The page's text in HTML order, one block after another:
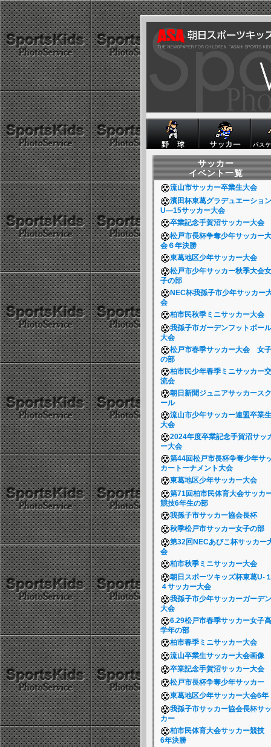
サッカー
イベント一覧
流山市サッカー卒業生大会
濱田杯東葛グラデュエーション
U―15サッカー大会
卒業記念手賀沼サッカー大会
松戸市長杯争奪少年サッカー大
会６年決勝
東葛地区少年サッカー大会
松戸市少年サッカー秋季大会女
子の部
NEC杯我孫子市少年サッカー
会
柏市民秋季ミニサッカー大会
我孫子市ガーデンフットボール
大会
松戸市春季サッカー大会 女子
の部
柏市民少年春季ミニサッカー交
流会
朝日新聞ジュニアサッカースク
ール
流山市少年サッカー連盟卒業生
大会
2024年度卒業記念手賀沼サッ
ー大会
第44回松戸市長杯争奪少年サ
カートーナメント大会
東葛地区少年サッカー大会
第71回柏市民体育大会サッカ
競技6年生の部
我孫子市サッカー協会長杯
秋季松戸市サッカー女子の部
第32回NECあびこ杯サッカー
会
柏市秋季ミニサッカー大会
朝日スポーツキッズ杯東葛U-１
４サッカー大会
我孫子市少年サッカーガーデン
大会
6.29松戸市春季サッカー女子高
学年の部
柏市春季ミニサッカー大会
流山卒業生サッカー大会画像
卒業記念手賀沼サッカー大会
松戸市長杯争奪少年サッカー
東葛地区少年サッカー大会6年
我孫子市サッカー協会長杯サッ
カー
柏市民体育大会サッカー競技
6年決勝